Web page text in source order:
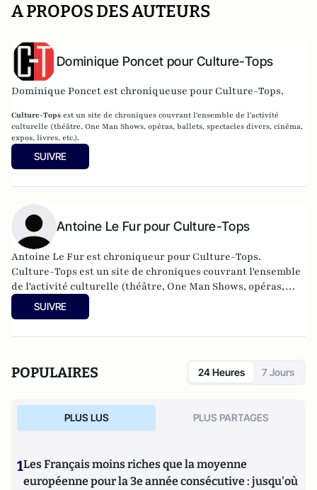
A PROPOS DES AUTEURS
Dominique Poncet pour Culture-Tops
Dominique Poncet est chroniqueuse pour Culture-Tops.
Culture-Tops est un site de chroniques couvrant l'ensemble de l'activité
culturelle (théâtre, One Man Shows, opéras, ballets, spectacles divers, cinéma,
expos, livres, etc.).
SUIVRE
Antoine Le Fur pour Culture-Tops
Antoine Le Fur est chroniqueur pour Culture-Tops.
Culture-Tops est un site de chroniques couvrant l'ensemble
de l'activité culturelle (théâtre, One Man Shows, opéras,
ballets, spectacles divers, cinéma, expos, livres, etc.).
SUIVRE
POPULAIRES 24 Heures 7 Jours
PLUS LUS PLUS PARTAGES
1Les Français moins riches que la moyenne
européenne pour la 3e année consécutive : jusqu'où